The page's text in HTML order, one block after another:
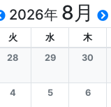
2026年 8月
火 水 木
28 29 30
4 5 6